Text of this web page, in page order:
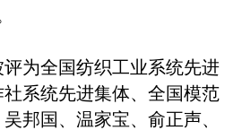
评为全国纺织工业系统先进
系统先进集体、全国模范
邦国、温家宝、俞正声、